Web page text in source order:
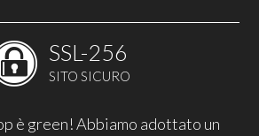
SSL-256
SITO SICURO
è green! Abbiamo adottato un